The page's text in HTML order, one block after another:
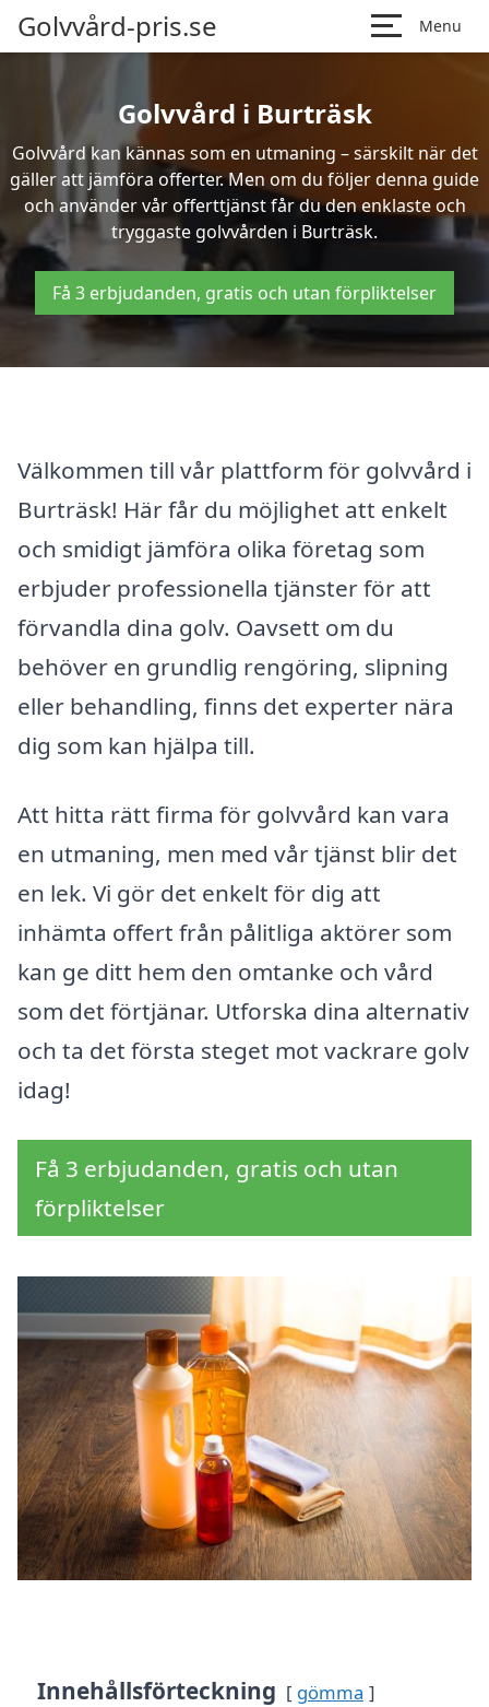
Golvvård-pris.se Menu
Golvvård i Burträsk
Golvvård kan kännas som en utmaning – särskilt när det
gäller att jämföra offerter. Men om du följer denna guide
och använder vår offerttjänst får du den enklaste och
tryggaste golvvården i Burträsk.
Få 3 erbjudanden, gratis och utan förpliktelser
Välkommen till vår plattform för golvvård i
Burträsk! Här får du möjlighet att enkelt
och smidigt jämföra olika företag som
erbjuder professionella tjänster för att
förvandla dina golv. Oavsett om du
behöver en grundlig rengöring, slipning
eller behandling, finns det experter nära
dig som kan hjälpa till.
Att hitta rätt firma för golvvård kan vara
en utmaning, men med vår tjänst blir det
en lek. Vi gör det enkelt för dig att
inhämta offert från pålitliga aktörer som
kan ge ditt hem den omtanke och vård
som det förtjänar. Utforska dina alternativ
och ta det första steget mot vackrare golv
idag!
Få 3 erbjudanden, gratis och utan
förpliktelser
Innehållsförteckning gömma